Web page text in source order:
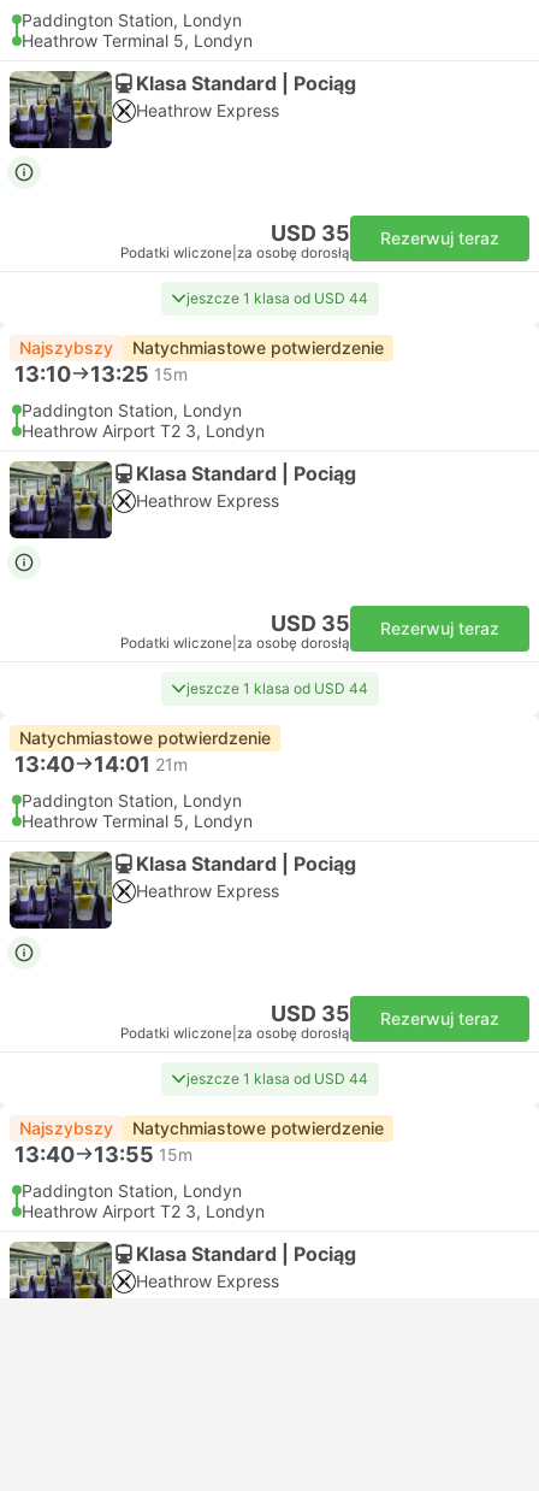
Paddington Station, Londyn
Heathrow Terminal 5, Londyn
Klasa Standard | Pociąg
Heathrow Express
USD 35
Podatki wliczone za osobę dorosłą
Rezerwuj teraz
jeszcze 1 klasa od USD 44
Najszybszy Natychmiastowe potwierdzenie
13:10 13:25 15m
Paddington Station, Londyn
Heathrow Airport T2 3, Londyn
Klasa Standard | Pociąg
Heathrow Express
USD 35
Podatki wliczone za osobę dorosłą
Rezerwuj teraz
jeszcze 1 klasa od USD 44
Natychmiastowe potwierdzenie
13:40 14:01 21m
Paddington Station, Londyn
Heathrow Terminal 5, Londyn
Klasa Standard | Pociąg
Heathrow Express
USD 35
Podatki wliczone za osobę dorosłą
Rezerwuj teraz
jeszcze 1 klasa od USD 44
Najszybszy Natychmiastowe potwierdzenie
13:40 13:55 15m
Paddington Station, Londyn
Heathrow Airport T2 3, Londyn
Klasa Standard | Pociąg
Heathrow Express